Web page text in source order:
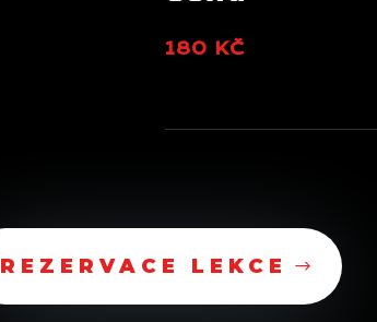
180 KČ
REZERVACE LEKCE